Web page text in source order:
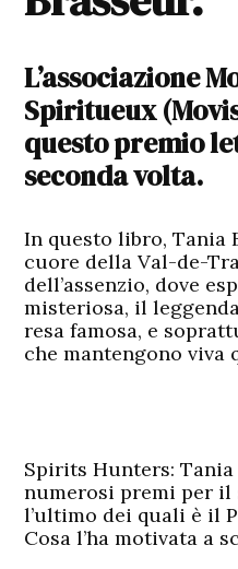
L’associazione
Spiritueux
questo premio
seconda volta.
In questo libro, Tania
cuore della Val-de-
dell’assenzio, dove
misteriosa, il
resa famosa, e
che mantengono viva
Spirits Hunters:
numerosi premi per il
l’ultimo dei quali è il
Cosa l’ha motivata a